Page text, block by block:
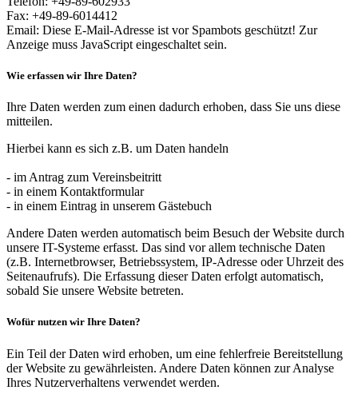
Fax: +49-89-6014412
Email: Diese E-Mail-Adresse ist vor Spambots geschützt! Zur
Anzeige muss JavaScript eingeschaltet sein.
Wie erfassen wir Ihre Daten?
Ihre Daten werden zum einen dadurch erhoben, dass Sie uns diese
mitteilen.
Hierbei kann es sich z.B. um Daten handeln
- im Antrag zum Vereinsbeitritt
- in einem Kontaktformular
- in einem Eintrag in unserem Gästebuch
Andere Daten werden automatisch beim Besuch der Website durch
unsere IT-Systeme erfasst. Das sind vor allem technische Daten
(z.B. Internetbrowser, Betriebssystem, IP-Adresse oder Uhrzeit des
Seitenaufrufs). Die Erfassung dieser Daten erfolgt automatisch,
sobald Sie unsere Website betreten.
Wofür nutzen wir Ihre Daten?
Ein Teil der Daten wird erhoben, um eine fehlerfreie Bereitstellung
der Website zu gewährleisten. Andere Daten können zur Analyse
Ihres Nutzerverhaltens verwendet werden.